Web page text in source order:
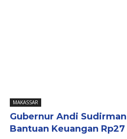
MAKASSAR
Gubernur Andi
Bantuan Keuangan